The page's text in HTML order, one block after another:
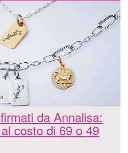
da Annalisa:
costo di 69 o 49